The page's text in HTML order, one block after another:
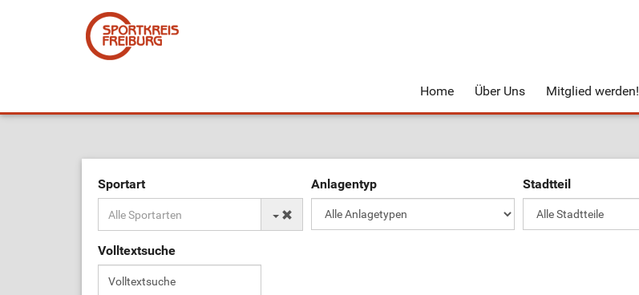
Home Über Uns Mitglied werden!
Sportart
Anlagentyp Stadtteil
Volltextsuche